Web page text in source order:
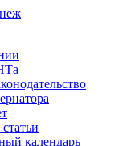
календарь